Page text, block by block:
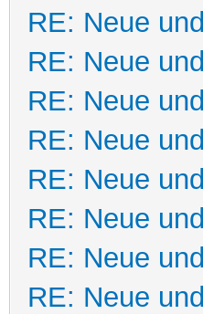
RE: Neue
RE: Neue
RE: Neue
RE: Neue
RE: Neue
RE: Neue
RE: Neue
RE: Neue